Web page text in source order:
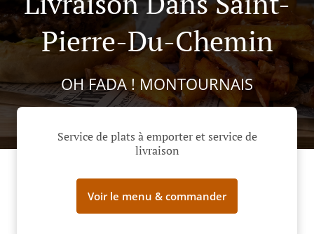
Pierre-Du-Chemin
OH FADA ! MONTOURNAIS
Service de plats à emporter et service de
livraison
Voir le menu & commander